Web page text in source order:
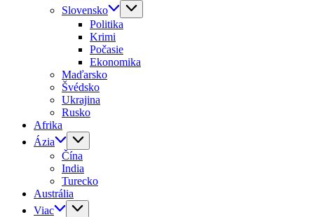
Slovensko
Politika
Krimi
Počasie
Ekonomika
Maďarsko
Švédsko
Ukrajina
Rusko
Afrika
Ázia
Čína
India
Turecko
Austrália
Viac